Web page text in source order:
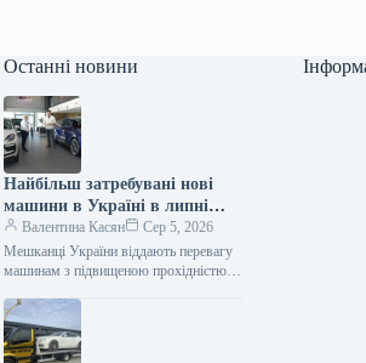
Останні новини
Найбільш затребувані нові
машини в Україні в липні
2026 року
Валентина Касян
Сер 5, 2026
Мешканці України віддають перевагу
машинам з підвищеною прохідністю.
2026 році домінують кросовери. За
липень місяць…